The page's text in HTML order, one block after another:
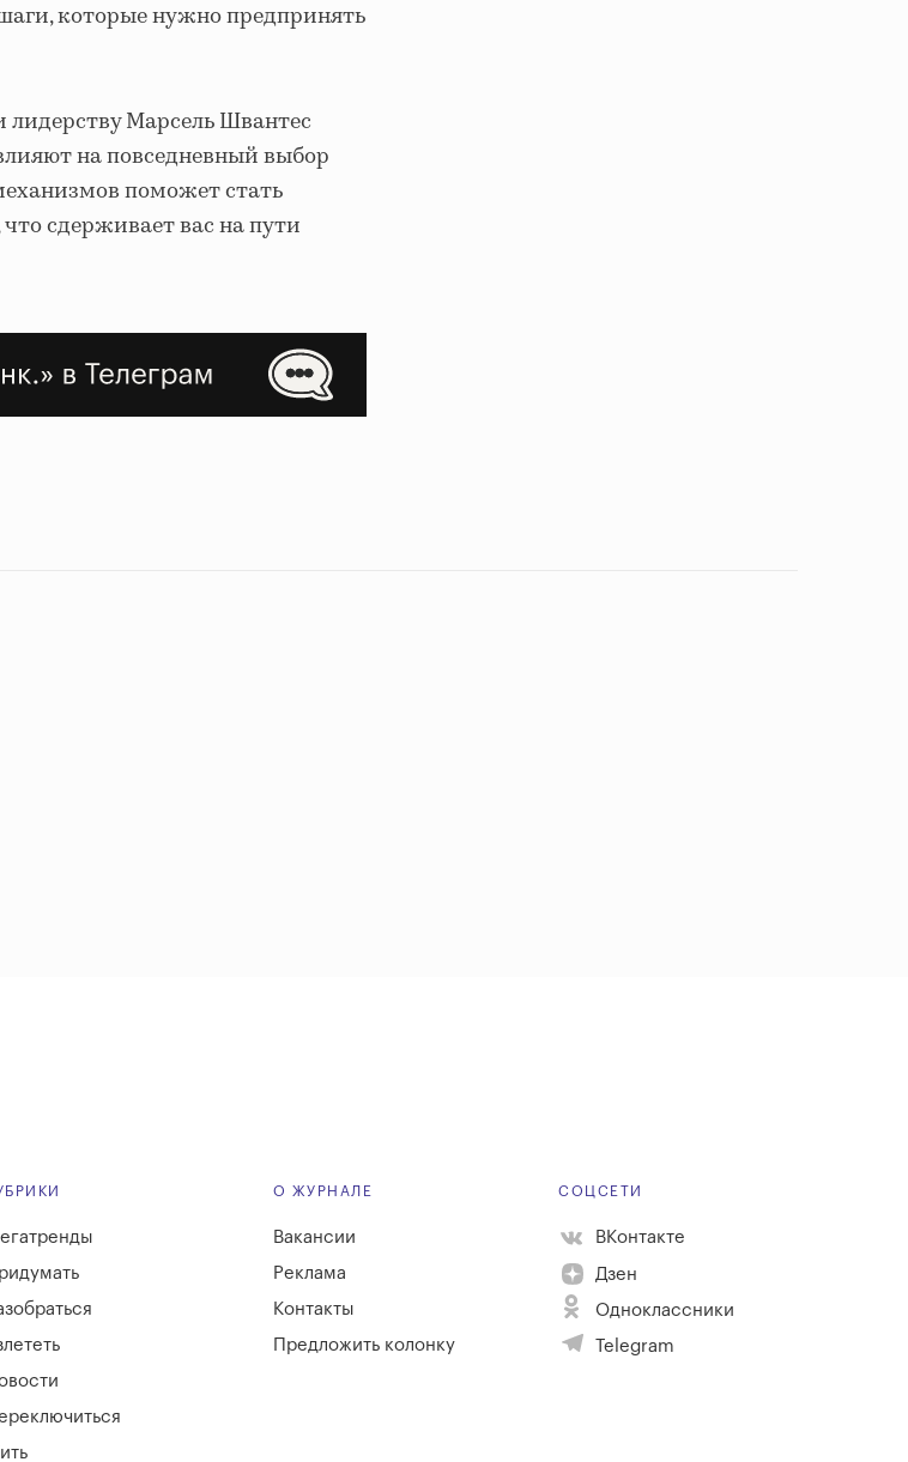
которые нужно предпринять
лидерству Марсель Швантес
на повседневный выбор
поможет стать
сдерживает вас на пути
О ЖУРНАЛЕ
Вакансии
Реклама
Контакты
Предложить колонку
СОЦСЕТИ
ВКонтакте
Дзен
Одноклассники
Telegram